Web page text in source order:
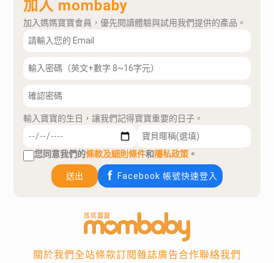
加入 mombaby
加入媽媽寶寶會員，優先閱讀體驗與試用我們提供的產品。
輸入寶寶的生日，讓我們記得寶寶重要的日子。
您同意我們的條款及細則條件和隱私政策 。
送出 Facebook 帳號快速登入
關於我們全站條款訂閱雜誌廣告合作聯絡我們